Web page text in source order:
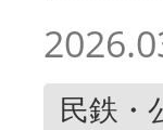
民鉄・